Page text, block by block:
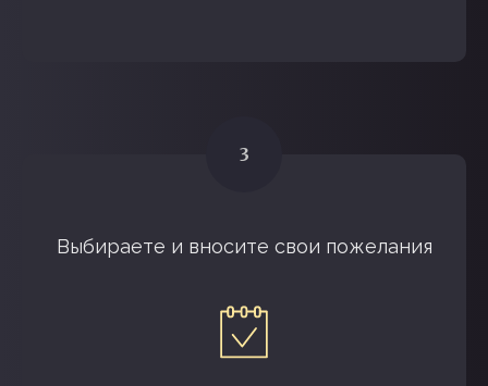
Выбираете и вносите свои пожелания